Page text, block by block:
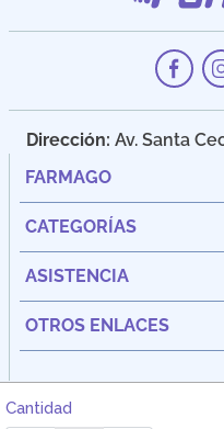
Cantidad
Dirección: Av. Santa
FARMAGO
CATEGORÍAS
ASISTENCIA
OTROS ENLACES